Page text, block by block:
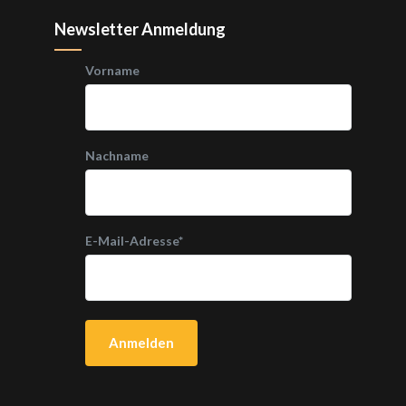
Newsletter Anmeldung
Vorname
Nachname
E-Mail-Adresse*